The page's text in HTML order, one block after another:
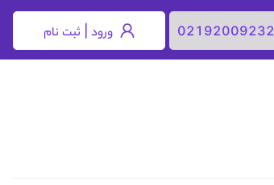
02192009232 ورود | ثبت نام